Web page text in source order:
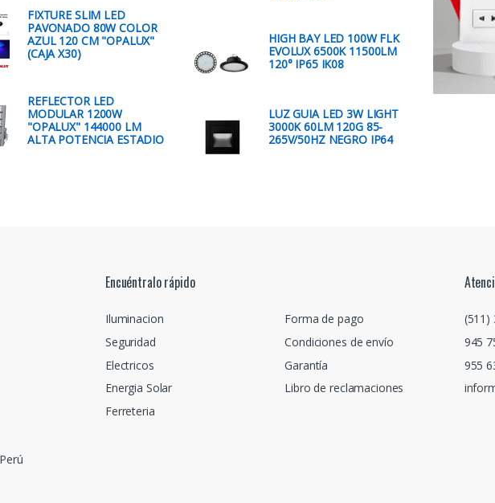
FIXTURE SLIM LED
PAVONADO 80W COLOR
AZUL 120 CM "OPALUX"
(CAJA X30)
REFLECTOR LED
MODULAR 1200W
"OPALUX" 144000 LM
ALTA POTENCIA ESTADIO
HIGH BAY LED 100W FLK
EVOLUX 6500K 11500LM
120° IP65 IK08
LUZ GUIA LED 3W LIGHT
3000K 60LM 120G 85-
265V/50HZ NEGRO IP64
Encuéntralo rápido
Iluminacion
Seguridad
Electricos
Energia Solar
Ferreteria
Forma de pago
Condiciones de envío
Garantía
Libro de reclamaciones
(511)
945
955